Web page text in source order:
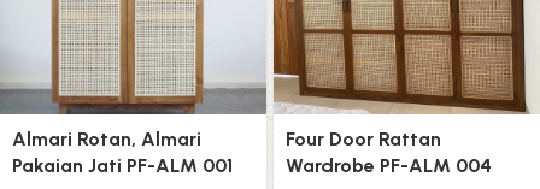
Almari Rotan, Almari
Pakaian Jati PF-ALM 001
Four Door Rattan
Wardrobe PF-ALM 004